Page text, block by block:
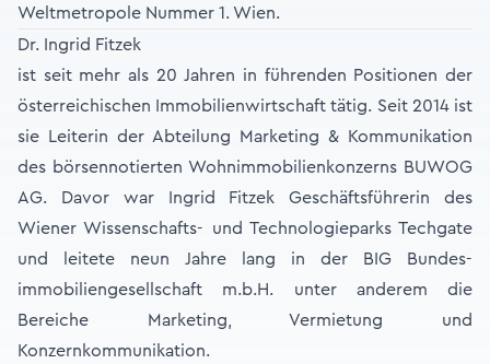
Weltmetropole Nummer 1. Wien.
Dr. Ingrid Fitzek
ist seit mehr als 20 Jahren in führenden Positionen der
österreichischen Immobilienwirtschaft tätig. Seit 2014 ist
sie Leiterin der Abteilung Marketing & Kommunikation
des börsennotierten Wohnimmobilien­konzerns BUWOG
AG. Davor war Ingrid Fitzek Geschäftsführerin des
Wiener Wissen­schafts- und Technologieparks Techgate
und leitete neun Jahre lang in der BIG Bundes­
immobiliengesellschaft m.b.H. unter anderem die
Bereiche Marketing, Vermietung und
Konzernkommunikation.